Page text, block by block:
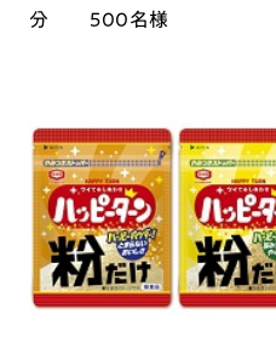
分 500名様